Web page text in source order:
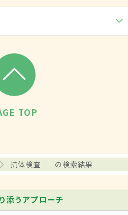
TOP
抗体検査 の検索結果
添うアプローチ